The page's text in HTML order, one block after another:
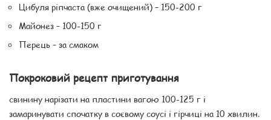
Цибуля ріпчаста (вже очищений) – 150-200 г
Майонез – 100-150 г
Перець – за смаком
Покроковий рецепт приготування
свинину нарізати на пластини вагою 100-125 г і
замаринувати спочатку в соєвому соусі і гірчиці на 10 хвилин.